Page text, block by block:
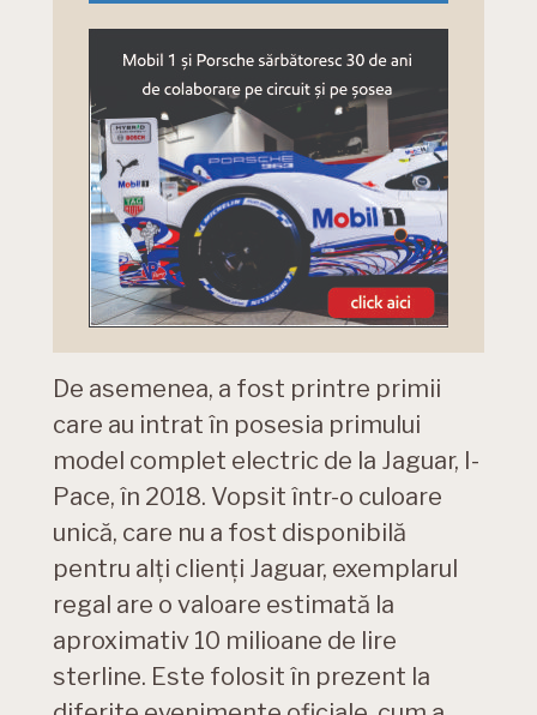
De asemenea, a fost printre primii
care au intrat în posesia primului
model complet electric de la Jaguar, I-
Pace, în 2018. Vopsit într-o culoare
unică, care nu a fost disponibilă
pentru alți clienți Jaguar, exemplarul
regal are o valoare estimată la
aproximativ 10 milioane de lire
sterline. Este folosit în prezent la